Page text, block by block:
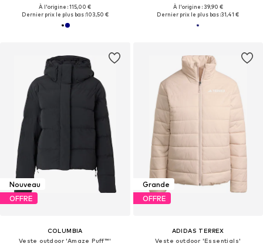
À l'origine : 115,00 €
Dernier prix le plus bas :103,50 €
À l'origine : 39,90 €
Dernier prix le plus bas :31,41 €
Nouveau
OFFRE
COLUMBIA
Veste outdoor 'Amaze Puff™'
Grande
OFFRE
ADIDAS TERREX
Veste outdoor 'Essentials'